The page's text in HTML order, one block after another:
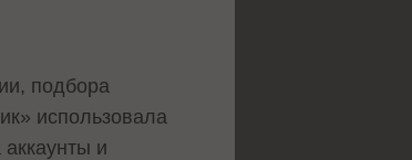
подбора
использовала
и